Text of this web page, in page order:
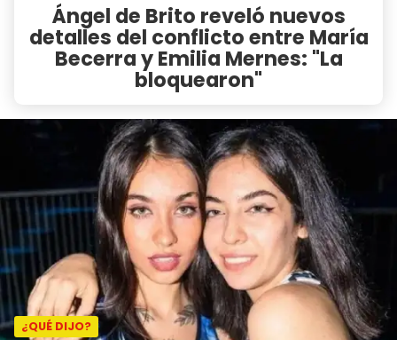
Ángel de Brito reveló nuevos
detalles del conflicto entre María
Becerra y Emilia Mernes: "La
bloquearon"
¿QUÉ DIJO?